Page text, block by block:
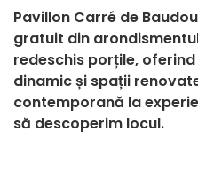
Pavillon Carré de
gratuit din
redeschis porțile,
dinamic și spații
contemporană la
să descoperim locul.